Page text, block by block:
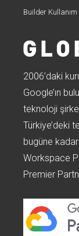
Builder Kullanım
2006’daki
Google’ın
teknoloji
Türkiye’deki
bugüne
Workspace
Premier